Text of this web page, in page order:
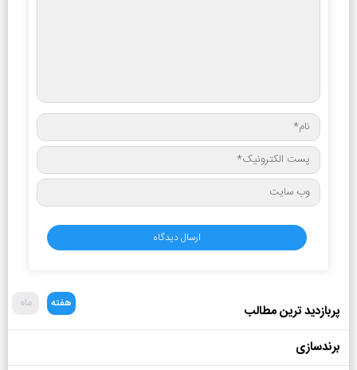
پربازدید ترین مطالب هفته ماه
برندسازی